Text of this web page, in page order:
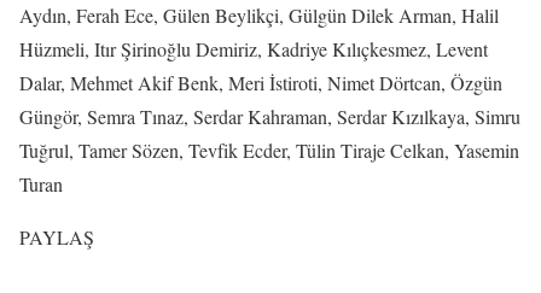
Aydın, Ferah Ece, Gülen Beylikçi, Gülgün Dilek Arman, Halil
Hüzmeli, Itır Şirinoğlu Demiriz, Kadriye Kılıçkesmez, Levent
Dalar, Mehmet Akif Benk, Meri İstiroti, Nimet Dörtcan, Özgün
Güngör, Semra Tınaz, Serdar Kahraman, Serdar Kızılkaya, Simru
Tuğrul, Tamer Sözen, Tevfik Ecder, Tülin Tiraje Celkan, Yasemin
Turan
PAYLAŞ